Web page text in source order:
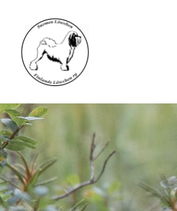
sivun
sisältöön
Suomen Löwchen -